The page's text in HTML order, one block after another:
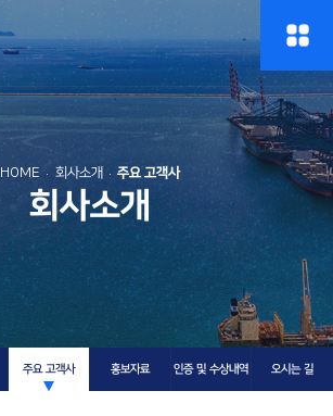
HOME 회사소개 주요 고객사
회사소개
주요 고객사 홍보자료 인증 및 수상내역 오시는 길